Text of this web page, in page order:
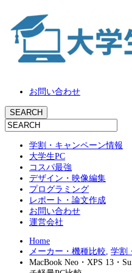
お問い合わせ
学割・キャンペーン情報
大学生PC
コスパ最強
デザイン・映像編集
プログラミング
レポート・論文作成
お問い合わせ
運営会社
Home
メーカー・機種比較, 学割
MacBook Neo・XPS 13・